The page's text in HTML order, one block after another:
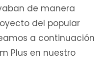
de manera
del popular
a continuación
Plus en nuestro